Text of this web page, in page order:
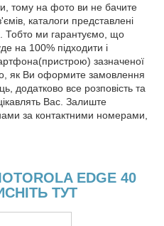
тому на фото ви не бачите
каталоги представлені
Тобто ми гарантуємо, що
на 100% підходити і
зазначеної
як Ви оформите замовлення
додатково все розповість та
Вас. Залиште
за контактними номерами,
EDGE 40
ТУТ